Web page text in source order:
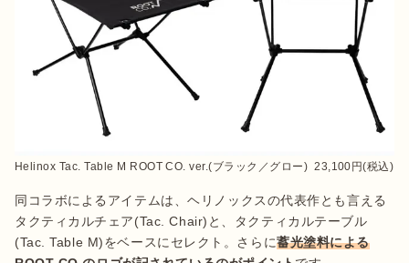
Helinox Tac. Table M ROOT CO. ver.(ブラック／グロー)  23,100円(税込)
同コラボによるアイテムは、ヘリノックスの代表作とも言える
タクティカルチェア(Tac. Chair)と、タクティカルテーブル
(Tac. Table M)をベースにセレクト。さらに蓄光塗料による